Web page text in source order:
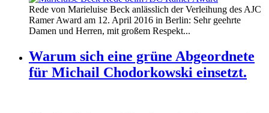
Rede von Marieluise Beck anlässlich der Verleihung des AJC
Ramer Award am 12. April 2016 in Berlin: Sehr geehrte
Damen und Herren, mit großem Respekt...
Warum sich eine grüne Abgeordnete
für Michail Chodorkowski einsetzt.